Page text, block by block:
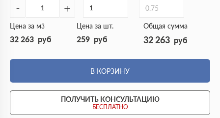
- + 0.75
Цена за м3
32 263 руб
Цена за шт.
259 руб
Общая сумма
32 263 руб
В КОРЗИНУ
ПОЛУЧИТЬ КОНСУЛЬТАЦИЮ
БЕСПЛАТНО